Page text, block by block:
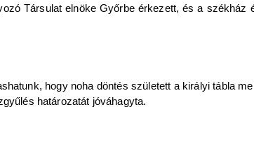
Társulat elnöke Győrbe érkezett, és a székház
hogy noha döntés született a királyi tábla
határozatát jóváhagyta.